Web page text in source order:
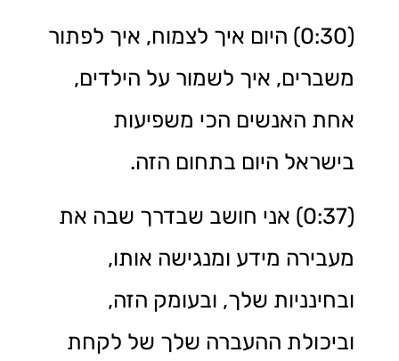
(0:30) היום איך לצמוח, איך לפתור
משברים, איך לשמור על הילדים,
אחת האנשים הכי משפיעות
בישראל היום בתחום הזה.
(0:37) אני חושב שבדרך שבה את
מעבירה מידע ומנגישה אותו,
ובחינניות שלך, ובעומק הזה,
וביכולת ההעברה שלך של לקחת